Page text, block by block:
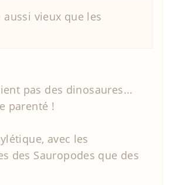
vieux que les
pas des dinosaures...
parenté !
avec les
des Sauropodes que des